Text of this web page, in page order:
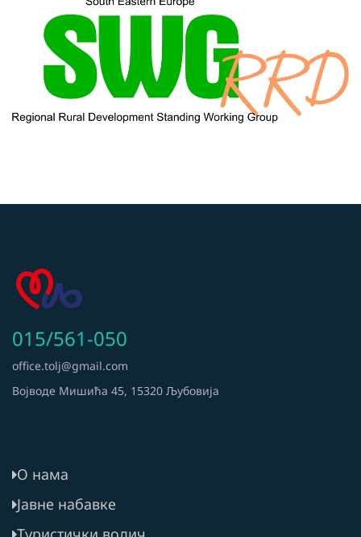
015/561-050
office.tolj@gmail.com
Војводе Мишића 45, 15320 Љубовија
О нама
Јавне набавке